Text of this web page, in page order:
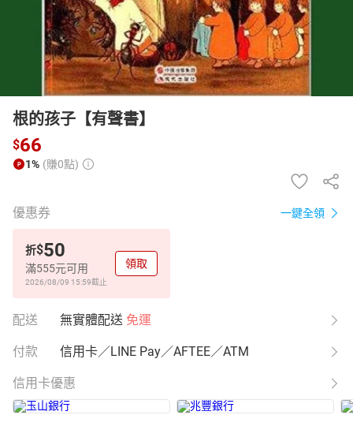
根的孩子【有聲書】
$66
1% (賺0點)
優惠券 一鍵全領
折$50
滿555元可用
2026/08/09 15:59截止
領取
配送 無實體配送 免運
付款 信用卡／LINE Pay／AFTEE／ATM
信用卡優惠